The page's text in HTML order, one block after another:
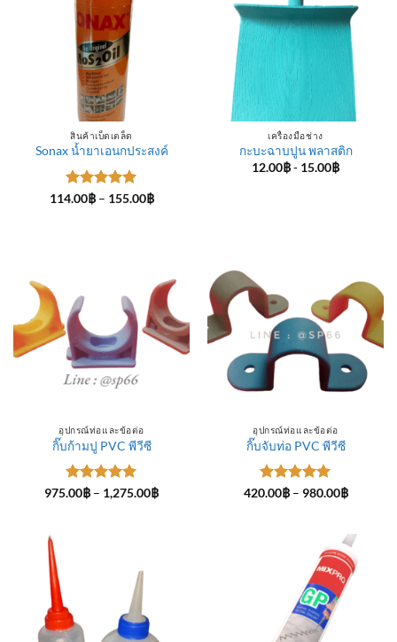
สินค้าเบ็ดเตล็ด
Sonax น้ำยาเอนกประสงค์
ให้คะแนน
114.00฿ – 155.00฿Price
เครื่องมือช่าง
กะบะฉาบปูน พลาสติก
12.00฿- 15.00฿
อุปกรณ์ท่อและข้อต่อ
กิ๊บก้ามปู PVC พีวีซี
ให้คะแนน
975.00฿ – 1,275.00฿Price
อุปกรณ์ท่อและข้อต่อ
กิ๊บจับท่อ PVC พีวีซี
ให้คะแนน
420.00฿ – 980.00฿Price
980.00฿